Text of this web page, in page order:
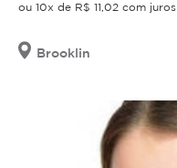
ou 10x de R$ 11,02 com juros
Brooklin